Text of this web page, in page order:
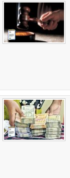
NewsIcon
NewsIcon